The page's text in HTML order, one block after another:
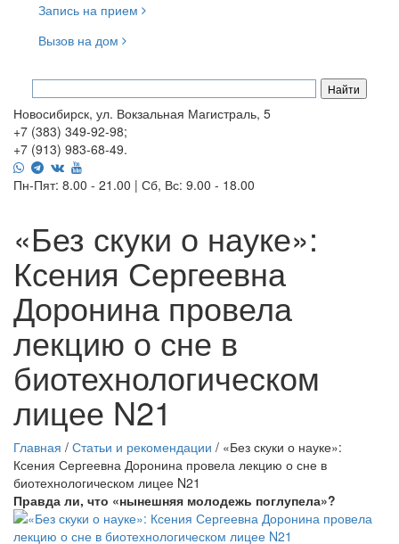
Запись на прием
Вызов на дом
Новосибирск, ул. Вокзальная Магистраль, 5
+7 (383) 349-92-98;
+7 (913) 983-68-49.
Пн-Пят: 8.00 - 21.00 | Сб, Вс: 9.00 - 18.00
«Без скуки о науке»:
Ксения Сергеевна
Доронина провела
лекцию о сне в
биотехнологическом
лицее N21
Главная / Статьи и рекомендации / «Без скуки о науке»:
Ксения Сергеевна Доронина провела лекцию о сне в
биотехнологическом лицее N21
Правда ли, что «нынешняя молодежь поглупела»?